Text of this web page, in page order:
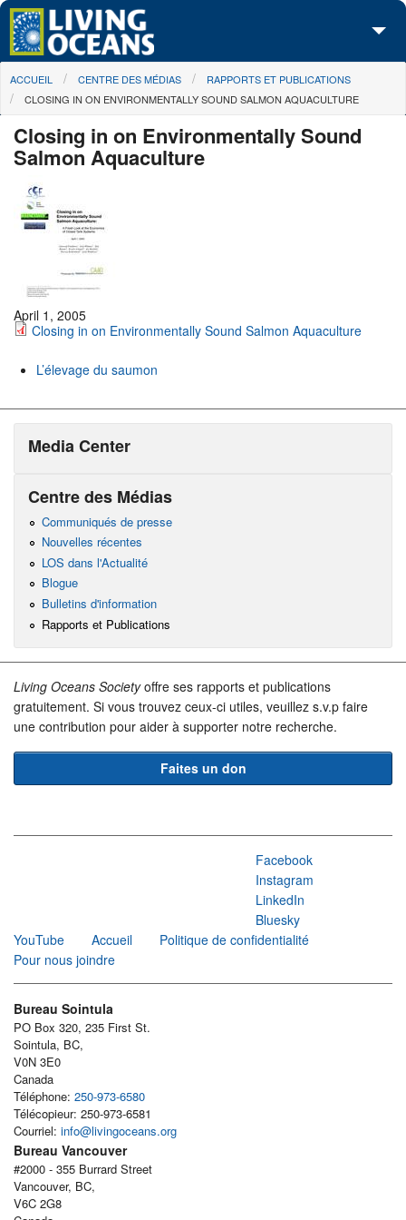
Skip to main content
À propos de nous
Centre des Médias
Les Cartes
Passez à l'action
You are here
ACCUEIL CENTRE DES MÉDIAS
RAPPORTS ET PUBLICATIONS
CLOSING IN ON ENVIRONMENTALLY SOUND SALMON AQUACULTURE
Closing in on Environmentally Sound
Salmon Aquaculture
April 1, 2005
Closing in on Environmentally Sound Salmon Aquaculture
L’élevage du saumon
Media Center
Centre des Médias
Communiqués de presse
Nouvelles récentes
LOS dans l'Actualité
Blogue
Bulletins d'information
Rapports et Publications
Living Oceans Societyoffre ses rapports et publications
gratuitement. Si vous trouvez ceux-ci utiles, veuillez s.v.p faire
une contribution pour aider à supporter notre recherche.
Faites un don
Facebook
Instagram
LinkedIn
Bluesky
YouTube
Accueil
Politique de confidentialité
Pour nous joindre
Bureau Sointula
PO Box 320, 235 First St.
Sointula, BC,
V0N 3E0
Canada
Téléphone: 250-973-6580
Télécopieur: 250-973-6581
Courriel: info@livingoceans.org
Bureau Vancouver
#2000 - 355 Burrard Street
Vancouver, BC,
V6C 2G8